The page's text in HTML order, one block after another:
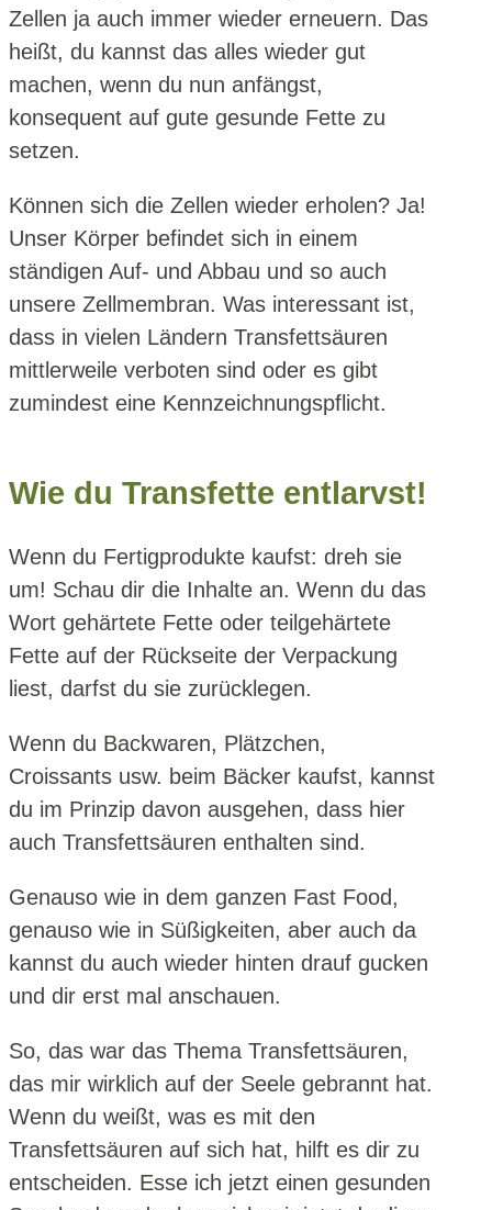
Zellen ja auch immer wieder erneuern. Das
heißt, du kannst das alles wieder gut
machen, wenn du nun anfängst,
konsequent auf gute gesunde Fette zu
setzen.
Können sich die Zellen wieder erholen? Ja!
Unser Körper befindet sich in einem
ständigen Auf- und Abbau und so auch
unsere Zellmembran. Was interessant ist,
dass in vielen Ländern Transfettsäuren
mittlerweile verboten sind oder es gibt
zumindest eine Kennzeichnungspflicht.
Wie du Transfette entlarvst!
Wenn du Fertigprodukte kaufst: dreh sie
um! Schau dir die Inhalte an. Wenn du das
Wort gehärtete Fette oder teilgehärtete
Fette auf der Rückseite der Verpackung
liest, darfst du sie zurücklegen.
Wenn du Backwaren, Plätzchen,
Croissants usw. beim Bäcker kaufst, kannst
du im Prinzip davon ausgehen, dass hier
auch Transfettsäuren enthalten sind.
Genauso wie in dem ganzen Fast Food,
genauso wie in Süßigkeiten, aber auch da
kannst du auch wieder hinten drauf gucken
und dir erst mal anschauen.
So, das war das Thema Transfettsäuren,
das mir wirklich auf der Seele gebrannt hat.
Wenn du weißt, was es mit den
Transfettsäuren auf sich hat, hilft es dir zu
entscheiden. Esse ich jetzt einen gesunden